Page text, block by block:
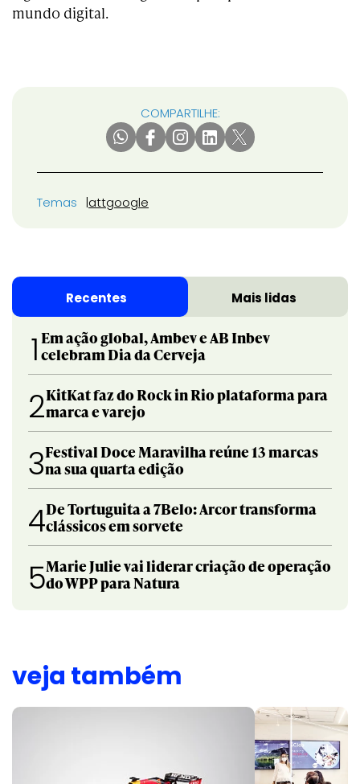
mundo digital.
COMPARTILHE:
Temas attgoogle
Recentes Mais lidas
1 Em ação global, Ambev e AB Inbev
celebram Dia da Cerveja
2KitKat faz do Rock in Rio plataforma para
marca e varejo
3Festival Doce Maravilha reúne 13 marcas
na sua quarta edição
4De Tortuguita a 7Belo: Arcor transforma
clássicos em sorvete
5Marie Julie vai liderar criação de operação
do WPP para Natura
veja também